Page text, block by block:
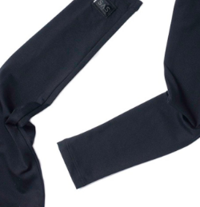
Search And State アームウォーマー
30%OFF